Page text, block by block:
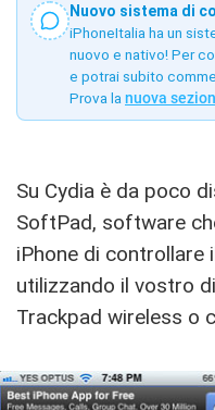
Nuovo sistema di
iPhoneItalia ha un
nuovo e nativo! Per
e potrai subito
Prova la nuova
Su Cydia è da poco
SoftPad, software
iPhone di controllare
utilizzando il vostro
Trackpad wireless o